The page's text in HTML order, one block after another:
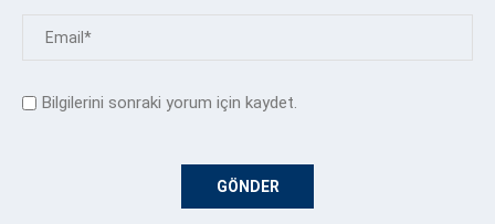
Bilgilerini sonraki yorum için kaydet.